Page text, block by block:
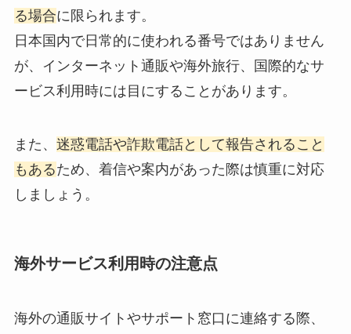
る場合に限られます。
日本国内で日常的に使われる番号ではありません
が、インターネット通販や海外旅行、国際的なサ
ービス利用時には目にすることがあります。
また、 迷惑電話や詐欺電話として報告されること
もあるため、着信や案内があった際は慎重に対応
しましょう。
海外サービス利用時の注意点
海外の通販サイトやサポート窓口に連絡する際、